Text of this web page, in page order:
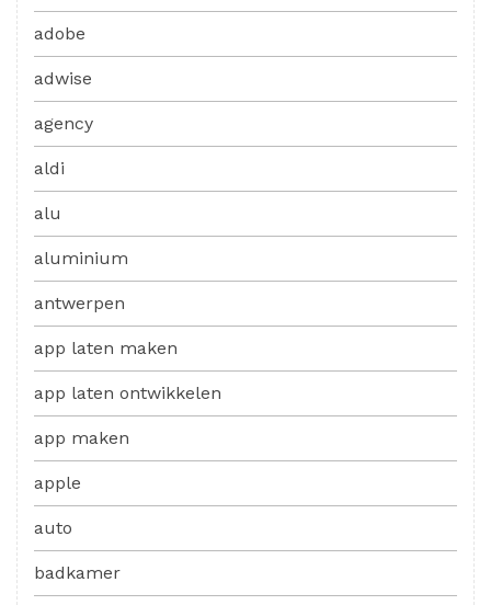
adobe
adwise
agency
aldi
alu
aluminium
antwerpen
app laten maken
app laten ontwikkelen
app maken
apple
auto
badkamer